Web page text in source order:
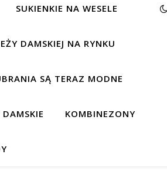
SUKIENKIE NA WESELE
DAMSKIEJ NA RYNKU
SĄ TERAZ MODNE
KOMBINEZONY